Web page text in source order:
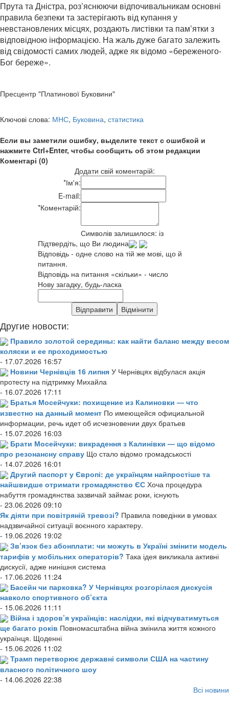
Прута та Дністра, роз’яснюючи відпочивальникам основні
правила безпеки та застерігають від купання у
невстановлених місцях, роздають листівки та пам’ятки з
відповідною інформацією. На жаль дуже багато залежить
від свідомості самих людей, адже як відомо «береженого-
Бог береже».
Пресцентр "Платинової Буковини"
Ключові слова: МНС, Буковина, статистика
Если вы заметили ошибку, выделите текст с ошибкой и
нажмите Ctrl+Enter, чтобы сообщить об этом редакции
Коментарі (0)
Додати свій коментарій:
*Ім'я:
E-mail:
*Коментарій:
Символів залишилося: із
Підтвердіть, що Ви людина
Відповідь - одне слово на тій же мові, що й
питання.
Відповідь на питання «скільки» - число
Нову загадку, будь-ласка
Другие новости:
Правило золотой середины: как найти баланс между весом
коляски и ее проходимостью
- 17.07.2026 16:57
Новини Чернівців 16 липня У Чернівцях відбулася акція
протесту на підтримку Михайла
- 16.07.2026 17:11
Братья Мосейчуки: похищение из Калиновки — что
известно на данный момент По имеющейся официальной
информации, речь идет об исчезновении двух братьев
- 15.07.2026 16:03
Брати Мосейчуки: викрадення з Калинівки — що відомо
про резонансну справу Що стало відомо громадськості
- 14.07.2026 16:01
Другий паспорт у Європі: де українцям найпростіше та
найшвидше отримати громадянство ЄС Хоча процедура
набуття громадянства зазвичай займає роки, існують
- 23.06.2026 09:10
Як діяти при повітряній тревозі? Правила поведінки в умовах
надзвичайної ситуації воєнного характеру.
- 19.06.2026 19:02
Зв’язок без абонплати: чи можуть в Україні змінити модель
тарифів у мобільних операторів? Така ідея викликала активні
дискусії, адже нинішня система
- 17.06.2026 11:24
Басейн чи парковка? У Чернівцях розгорілася дискусія
навколо спортивного об’єкта
- 15.06.2026 11:11
Війна і здоров’я українців: наслідки, які відчуватимуться
ще багато років Повномасштабна війна змінила життя кожного
українця. Щоденні
- 15.06.2026 11:02
Трамп перетворює державні символи США на частину
власного політичного шоу
- 14.06.2026 22:38
Всі новини